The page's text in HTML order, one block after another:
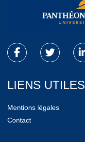
LIENS UTILES
Mentions légales
Contact